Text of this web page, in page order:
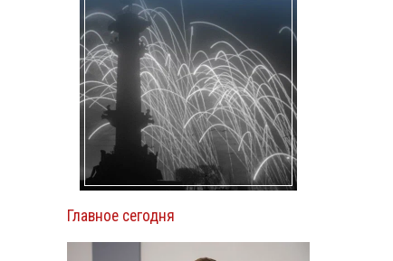
Главное сегодня